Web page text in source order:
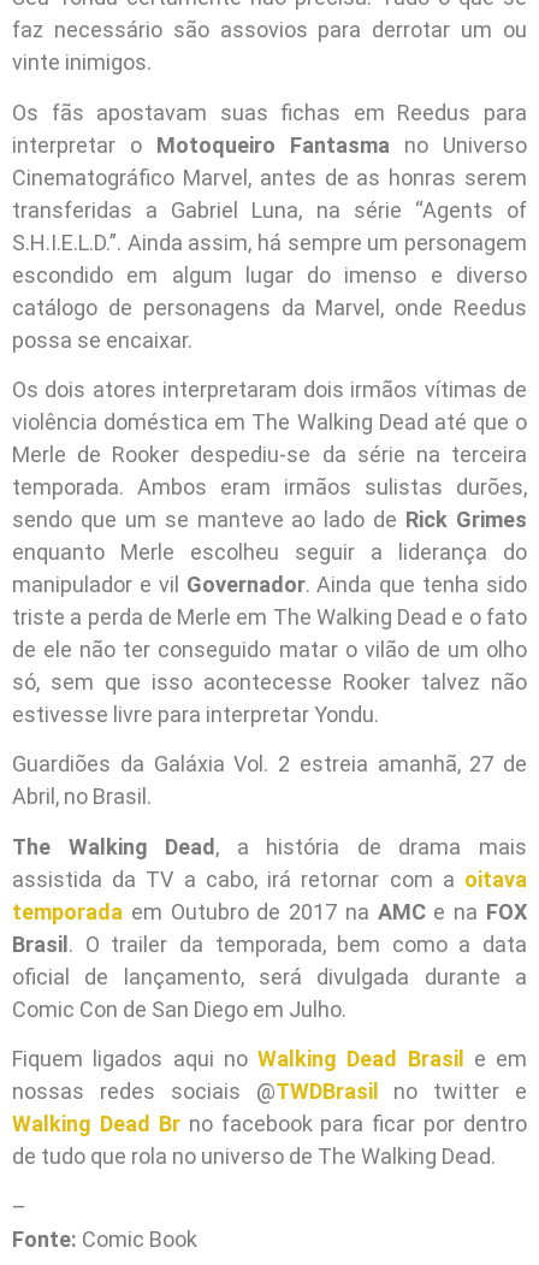
faz necessário são assovios para derrotar um ou
vinte inimigos.
Os fãs apostavam suas fichas em Reedus para
interpretar o Motoqueiro Fantasma no Universo
Cinematográfico Marvel, antes de as honras serem
transferidas a Gabriel Luna, na série “Agents of
S.H.I.E.L.D.”. Ainda assim, há sempre um personagem
escondido em algum lugar do imenso e diverso
catálogo de personagens da Marvel, onde Reedus
possa se encaixar.
Os dois atores interpretaram dois irmãos vítimas de
violência doméstica em The Walking Dead até que o
Merle de Rooker despediu-se da série na terceira
temporada. Ambos eram irmãos sulistas durões,
sendo que um se manteve ao lado de Rick Grimes
enquanto Merle escolheu seguir a liderança do
manipulador e vil Governador. Ainda que tenha sido
triste a perda de Merle em The Walking Dead e o fato
de ele não ter conseguido matar o vilão de um olho
só, sem que isso acontecesse Rooker talvez não
estivesse livre para interpretar Yondu.
Guardiões da Galáxia Vol. 2 estreia amanhã, 27 de
Abril, no Brasil.
The Walking Dead, a história de drama mais
assistida da TV a cabo, irá retornar com a oitava
temporada em Outubro de 2017 na AMCe na FOX
Brasil. O trailer da temporada, bem como a data
oficial de lançamento, será divulgada durante a
Comic Con de San Diego em Julho.
Fiquem ligados aqui no Walking Dead Brasil
e em
nossas redes sociais @TWDBrasil
no twitter e
Walking Dead Brno facebook para ficar por dentro
de tudo que rola no universo de The Walking Dead.
–
Fonte: Comic Book